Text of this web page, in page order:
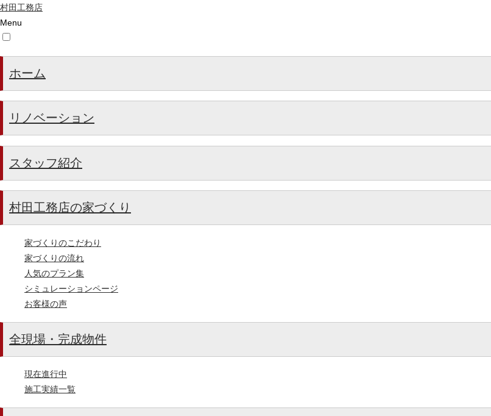
村田工務店
Menu
ホーム
リノベーション
スタッフ紹介
村田工務店の家づくり
家づくりのこだわり
家づくりの流れ
人気のプラン集
シミュレーションページ
お客様の声
全現場・完成物件
現在進行中
施工実績一覧